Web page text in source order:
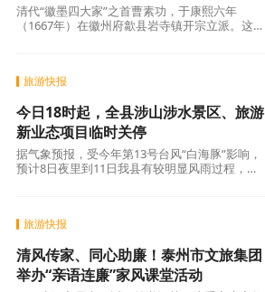
清代“徽墨四大家”之首曹素功，于康熙六年
（1667年）在徽州府歙县岩寺镇开宗立派。这
旅游快报
今日18时起，全县涉山涉水景区、旅游
新业态项目临时关停
据气象预报，受今年第13号台风“白海豚”影响，
预计8日夜里到11日我县有较明显风雨过程，主
旅游快报
清风传家、同心助廉！泰州市文旅集团
举办“亲语连廉”家风课堂活动